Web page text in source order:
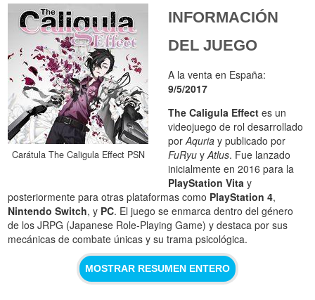
Carátula The Caligula Effect PSN
INFORMACIÓN
DEL JUEGO
A la venta en España:
9/5/2017
The Caligula Effect es un
videojuego de rol desarrollado
porAquria y publicado por
FuRyu yAtlus. Fue lanzado
inicialmente en 2016 para la
PlayStation Vita y
posteriormente para otras plataformas como PlayStation 4,
Nintendo Switch, y PC. El juego se enmarca dentro del género
de los JRPG (Japanese Role-Playing Game) y destaca por sus
mecánicas de combate únicas y su trama psicológica.
MOSTRAR RESUMEN ENTERO